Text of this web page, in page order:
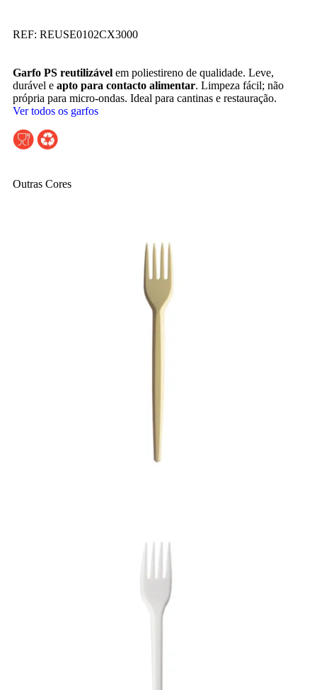
REF: REUSE0102CX3000
Garfo PS reutilizável em poliestireno de qualidade. Leve,
durável e apto para contacto alimentar. Limpeza fácil; não
própria para micro-ondas. Ideal para cantinas e restauração.
Ver todos os garfos
Outras Cores